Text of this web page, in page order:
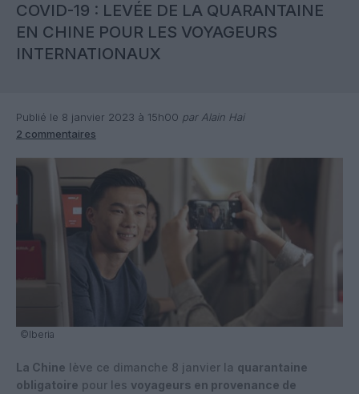
COVID-19 : LEVÉE DE LA QUARANTAINE
EN CHINE POUR LES VOYAGEURS
INTERNATIONAUX
Publié le 8 janvier 2023 à 15h00 par Alain Hai
2 commentaires
©Iberia
La Chine lève ce dimanche 8 janvier la quarantaine
obligatoire pour les voyageurs en provenance de